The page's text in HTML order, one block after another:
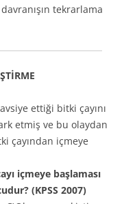
tekrarlama
ettiği bitki çayını
etmiş ve bu olaydan
çayından içmeye
içmeye başlaması
(KPSS 2007)